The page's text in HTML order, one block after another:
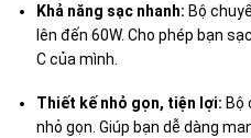
Khả năng sạc nhanh: Bộ
lên đến 60W. Cho phép bạn
C của mình.
Thiết kế nhỏ gọn, tiện lợi: Bộ
nhỏ gọn. Giúp bạn dễ dàng